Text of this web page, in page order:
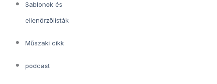
Sablonok és
ellenőrzőlisták
Műszaki cikk
podcast